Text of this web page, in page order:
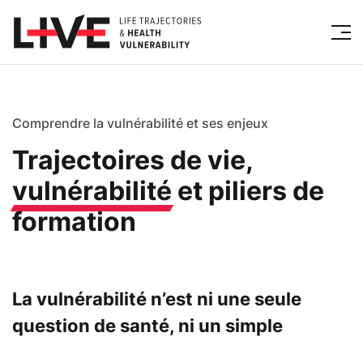
Comprendre la vulnérabilité et ses enjeux
Trajectoires de vie,
vulnérabilité et piliers de
formation
La vulnérabilité n’est ni une seule
question de santé, ni un simple